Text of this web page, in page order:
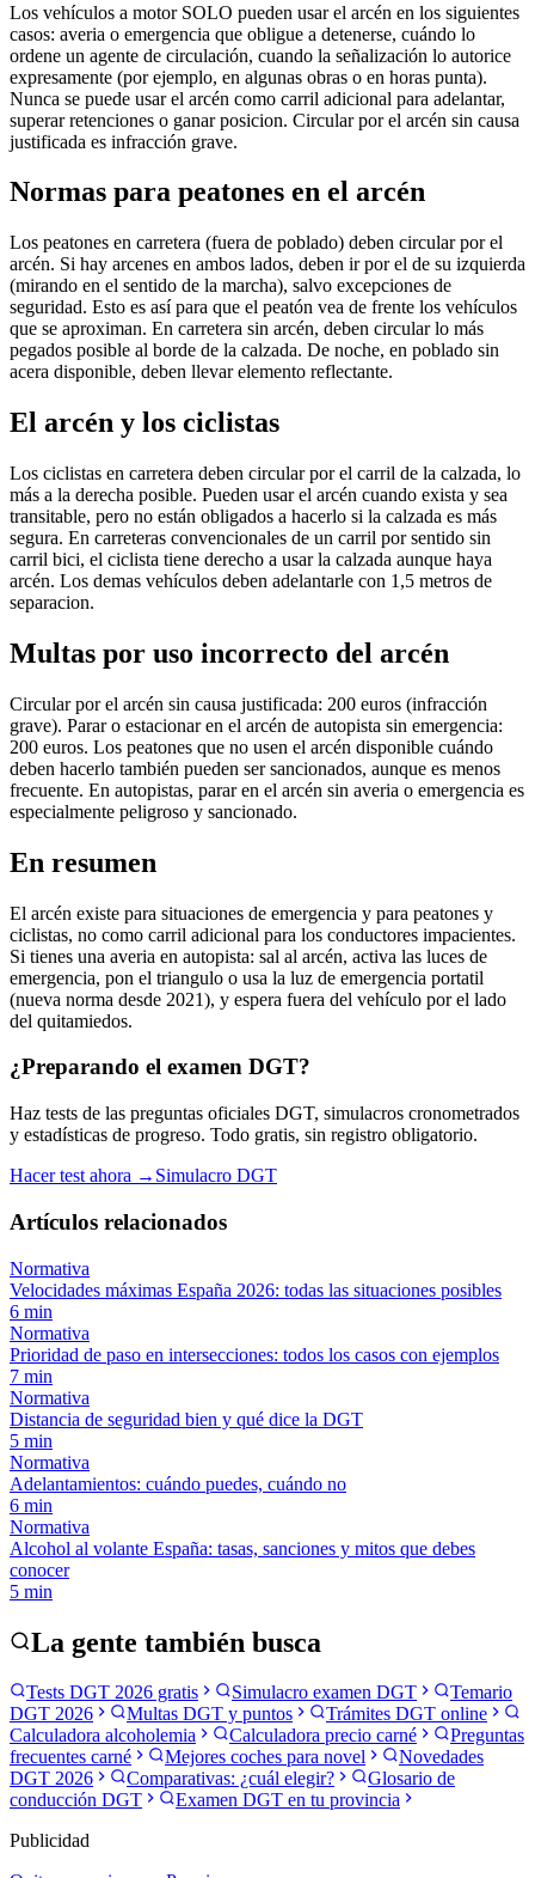
Los vehículos a motor SOLO pueden usar el arcén en los siguientes
casos: averia o emergencia que obligue a detenerse, cuándo lo
ordene un agente de circulación, cuando la señalización lo autorice
expresamente (por ejemplo, en algunas obras o en horas punta).
Nunca se puede usar el arcén como carril adicional para adelantar,
superar retenciones o ganar posicion. Circular por el arcén sin causa
justificada es infracción grave.
Normas para peatones en el arcén
Los peatones en carretera (fuera de poblado) deben circular por el
arcén. Si hay arcenes en ambos lados, deben ir por el de su izquierda
(mirando en el sentido de la marcha), salvo excepciones de
seguridad. Esto es así para que el peatón vea de frente los vehículos
que se aproximan. En carretera sin arcén, deben circular lo más
pegados posible al borde de la calzada. De noche, en poblado sin
acera disponible, deben llevar elemento reflectante.
El arcén y los ciclistas
Los ciclistas en carretera deben circular por el carril de la calzada, lo
más a la derecha posible. Pueden usar el arcén cuando exista y sea
transitable, pero no están obligados a hacerlo si la calzada es más
segura. En carreteras convencionales de un carril por sentido sin
carril bici, el ciclista tiene derecho a usar la calzada aunque haya
arcén. Los demas vehículos deben adelantarle con 1,5 metros de
separacion.
Multas por uso incorrecto del arcén
Circular por el arcén sin causa justificada: 200 euros (infracción
grave). Parar o estacionar en el arcén de autopista sin emergencia:
200 euros. Los peatones que no usen el arcén disponible cuándo
deben hacerlo también pueden ser sancionados, aunque es menos
frecuente. En autopistas, parar en el arcén sin averia o emergencia es
especialmente peligroso y sancionado.
En resumen
El arcén existe para situaciones de emergencia y para peatones y
ciclistas, no como carril adicional para los conductores impacientes.
Si tienes una averia en autopista: sal al arcén, activa las luces de
emergencia, pon el triangulo o usa la luz de emergencia portatil
(nueva norma desde 2021), y espera fuera del vehículo por el lado
del quitamiedos.
¿Preparando el examen DGT?
Haz tests de las preguntas oficiales DGT, simulacros cronometrados
y estadísticas de progreso. Todo gratis, sin registro obligatorio.
Hacer test ahora → Simulacro DGT
Artículos relacionados
Normativa
Velocidades máximas España 2026: todas las situaciones posibles
6 min
Normativa
Prioridad de paso en intersecciones: todos los casos con ejemplos
7 min
Normativa
Distancia de seguridad bien y qué dice la DGT
5 min
Normativa
Adelantamientos: cuándo puedes, cuándo no
6 min
Normativa
Alcohol al volante España: tasas, sanciones y mitos que debes
conocer
5 min
La gente también busca
Tests DGT 2026 gratis Simulacro examen DGT
Temario
DGT 2026
Multas DGT y puntos
Trámites DGT online
Calculadora alcoholemia
Calculadora precio carné
Preguntas
frecuentes carné
Mejores coches para novel
Novedades
DGT 2026
Comparativas: ¿cuál elegir?
Glosario de
conducción DGT
Examen DGT en tu provincia
Publicidad